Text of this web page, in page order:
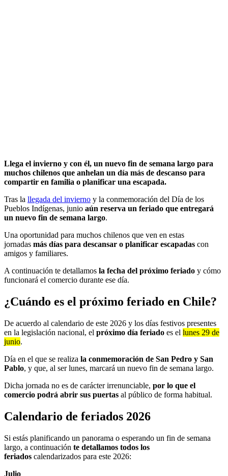
Llega el invierno y con él, un nuevo fin de semana largo para
muchos chilenos que anhelan un día más de descanso para
compartir en familia o planificar una escapada.
Tras la llegada del invierno y la conmemoración del Día de los
Pueblos Indígenas, junio aún reserva un feriado que entregará
un nuevo fin de semana largo.
Una oportunidad para muchos chilenos que ven en estas
jornadas más días para descansar o planificar escapadas con
amigos y familiares.
A continuación te detallamos la fecha del próximo feriado y cómo
funcionará el comercio durante ese día.
¿Cuándo es el próximo feriado en Chile?
De acuerdo al calendario de este 2026 y los días festivos presentes
en la legislación nacional, el próximo día feriado es el lunes 29 de
junio.
Día en el que se realiza la conmemoración de San Pedro y San
Pablo, y que, al ser lunes, marcará un nuevo fin de semana largo.
Dicha jornada no es de carácter irrenunciable, por lo que el
comercio podrá abrir sus puertas al público de forma habitual.
Calendario de feriados 2026
Si estás planificando un panorama o esperando un fin de semana
largo, a continuación te detallamos todos los
feriados calendarizados para este 2026:
Julio